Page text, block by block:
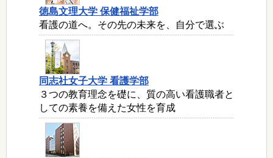
徳島文理大学 保健福祉学部
看護の道へ。その先の未来を、自分で選ぶ
同志社女子大学 看護学部
３つの教育理念を礎に、質の高い看護職者と
しての素養を備えた女性を育成